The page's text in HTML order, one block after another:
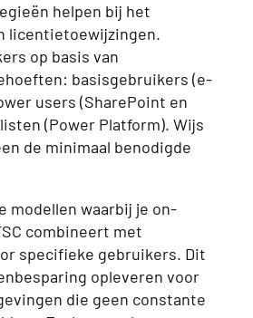
helpen bij het
licentietoewijzingen.
op basis van
basisgebruikers (e-
users (SharePoint en
(Power Platform). Wijs
de minimaal benodigde
modellen waarbij je on-
combineert met
specifieke gebruikers. Dit
opleveren voor
die geen constante